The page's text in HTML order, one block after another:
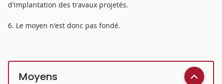
d'implantation des travaux projetés.
6. Le moyen n'est donc pas fondé.
Moyens